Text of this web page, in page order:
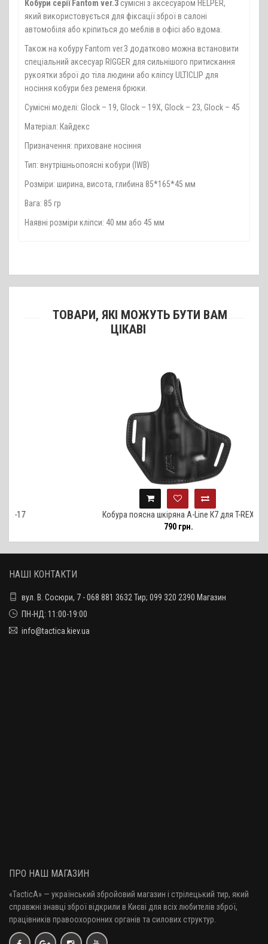
Кобури серії Fantom ver.3 сумісні з аксесуаром HELPER,
який використовується для фіксації зброї в салоні
автомобіля або кріпиться до меблів в офісі або вдома.
Також на кобуру Fantom ver.3 додатково можна встановити
спеціальний аксесуар RIGGER для сильнішого притискання
рукоятки зброї до тіла людини або кліпсу ULTICLIP для
носіння кобури без ременя брюки.
Сумісні моделі: Glock – 19, Glock – 19X, Glock – 23, Glock – 45
Матеріал: Кайдекс
Призначення: приховане носіння
Тип: внутрішньопоясні кобури (IWB)
Розміри: ширина, висота, глибина 85*165*45 мм
Вага: 85 гр
Наявні розміри кліпси: 40 мм або 45 мм
ТОВАРИ, ЯКІ МОЖУТЬ БУТИ ВАМ
ЦІКАВІ
Кобура поясна шкіряна A-Line К7 для T-REX
НАШІ КОНТАКТИ
вул. В. Сосюри, 7 - 068 881 3632 Тир; 099 320 2390 Магазин
ПН-НД: 11:00-19:00
info@tactica.kiev.ua
ПРО НАШ МАГАЗИН
«TacticA» — український збройовий магазин і стрілецький тир, який
справжні знавці зброї відкрили в Києві для всіх любителів зброї,
працівників правоохоронних органів та силових структур.